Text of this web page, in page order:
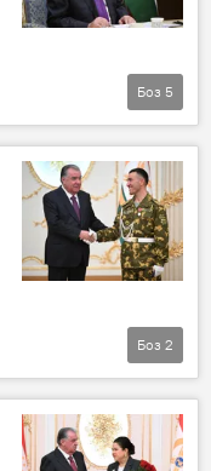
Боз 5
Боз 2